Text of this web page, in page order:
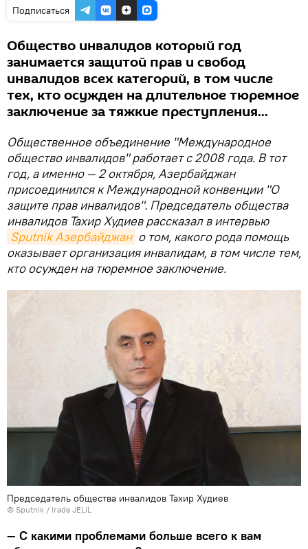
Подписаться
Общество инвалидов который год
занимается защитой прав и свобод
инвалидов всех категорий, в том числе
тех, кто осужден на длительное тюремное
заключение за тяжкие преступления...
Общественное объединение "Международное
общество инвалидов" работает с 2008 года. В тот
год, а именно — 2 октября, Азербайджан
присоединился к Международной конвенции "О
защите прав инвалидов". Председатель общества
инвалидов Тахир Худиев рассказал в интервью
Sputnik Азербайджан о том, какого рода помощь
оказывает организация инвалидам, в том числе тем,
кто осужден на тюремное заключение.
Председатель общества инвалидов Тахир Худиев
© Sputnik / Irade JELIL
— С какими проблемами больше всего к вам